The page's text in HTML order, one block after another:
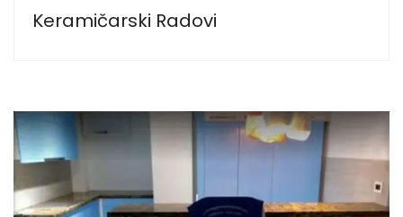
Keramičarski Radovi